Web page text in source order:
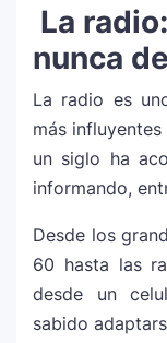
La
nunca
La radio es
más
un siglo ha
informando,
Desde los
60 hasta las
desde un
sabido